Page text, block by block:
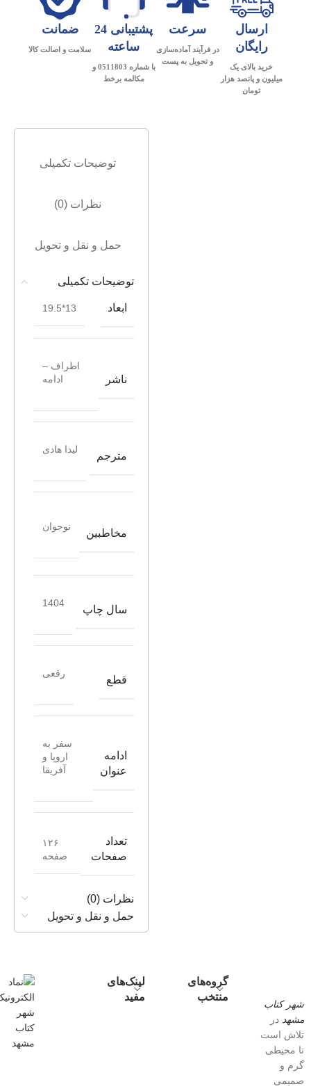
ارسال
رایگان
خرید بالای یک
میلیون و پانصد هزار
تومان
سرعت
در فرآیند آماده‌سازی
و تحویل به پست
پشتیبانی 24
ساعته
با شماره 0511803 و
مکالمه برخط
ضمانت
سلامت و اصالت کالا
توضیحات تکمیلی
نظرات (0)
حمل و نقل و تحویل
توضیحات تکمیلی
ابعاد 13*19.5
ناشر
اطراف –
ادامه
مترجم
لیدا هادی
مخاطبین
نوجوان
سال چاپ
1404
قطع
رقعی
ادامه
عنوان
سفر به
اروپا و
آفریقا
تعداد
صفحات
۱۲۶
صفحه
نظرات (0)
حمل و نقل و تحویل
شهر کتاب
مشهد در
تلاش است
تا محیطی
گرم و
صمیمی
گروه‌های
منتخب
لینک‌های
مفید